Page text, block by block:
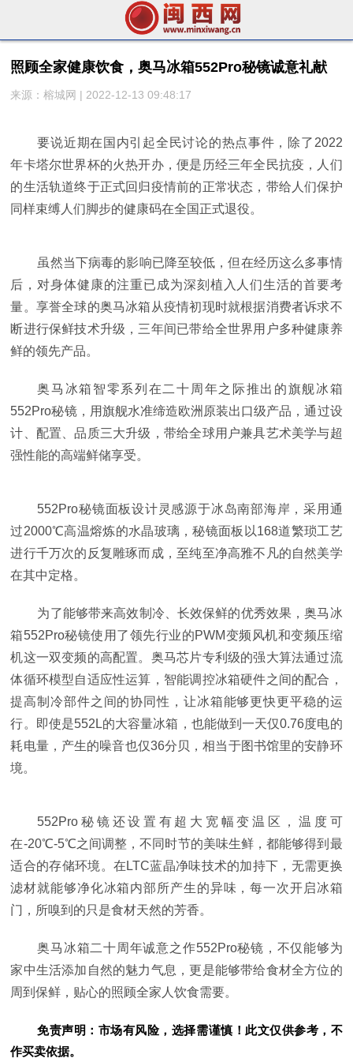
照顾全家健康饮食，奥马冰箱552Pro秘镜诚意礼献
来源：榕城网 | 2022-12-13 09:48:17
要说近期在国内引起全民讨论的热点事件，除了2022
年卡塔尔世界杯的火热开办，便是历经三年全民抗疫，人们
的生活轨道终于正式回归疫情前的正常状态，带给人们保护
同样束缚人们脚步的健康码在全国正式退役。
虽然当下病毒的影响已降至较低，但在经历这么多事情
后，对身体健康的注重已成为深刻植入人们生活的首要考
量。享誉全球的奥马冰箱从疫情初现时就根据消费者诉求不
断进行保鲜技术升级，三年间已带给全世界用户多种健康养
鲜的领先产品。
奥马冰箱智零系列在二十周年之际推出的旗舰冰箱
552Pro秘镜，用旗舰水准缔造欧洲原装出口级产品，通过设
计、配置、品质三大升级，带给全球用户兼具艺术美学与超
强性能的高端鲜储享受。
552Pro秘镜面板设计灵感源于冰岛南部海岸，采用通
过2000℃高温熔炼的水晶玻璃，秘镜面板以168道繁琐工艺
进行千万次的反复雕琢而成，至纯至净高雅不凡的自然美学
在其中定格。
为了能够带来高效制冷、长效保鲜的优秀效果，奥马冰
箱552Pro秘镜使用了领先行业的PWM变频风机和变频压缩
机这一双变频的高配置。奥马芯片专利级的强大算法通过流
体循环模型自适应性运算，智能调控冰箱硬件之间的配合，
提高制冷部件之间的协同性，让冰箱能够更快更平稳的运
行。即使是552L的大容量冰箱，也能做到一天仅0.76度电的
耗电量，产生的噪音也仅36分贝，相当于图书馆里的安静环
境。
552Pro秘镜还设置有超大宽幅变温区，温度可
在-20℃-5℃之间调整，不同时节的美味生鲜，都能够得到最
适合的存储环境。在LTC蓝晶净味技术的加持下，无需更换
滤材就能够净化冰箱内部所产生的异味，每一次开启冰箱
门，所嗅到的只是食材天然的芳香。
奥马冰箱二十周年诚意之作552Pro秘镜，不仅能够为
家中生活添加自然的魅力气息，更是能够带给食材全方位的
周到保鲜，贴心的照顾全家人饮食需要。
免责声明：市场有风险，选择需谨慎！此文仅供参考，不
作买卖依据。